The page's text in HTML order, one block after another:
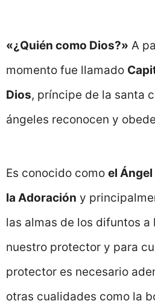
«¿Quién como Dios?» A
momento fue llamado
Dios, príncipe de la santa
ángeles reconocen y
Es conocido como el Ángel
la Adoración y
las almas de los difuntos a
nuestro protector y para
protector es necesario
otras cualidades como la